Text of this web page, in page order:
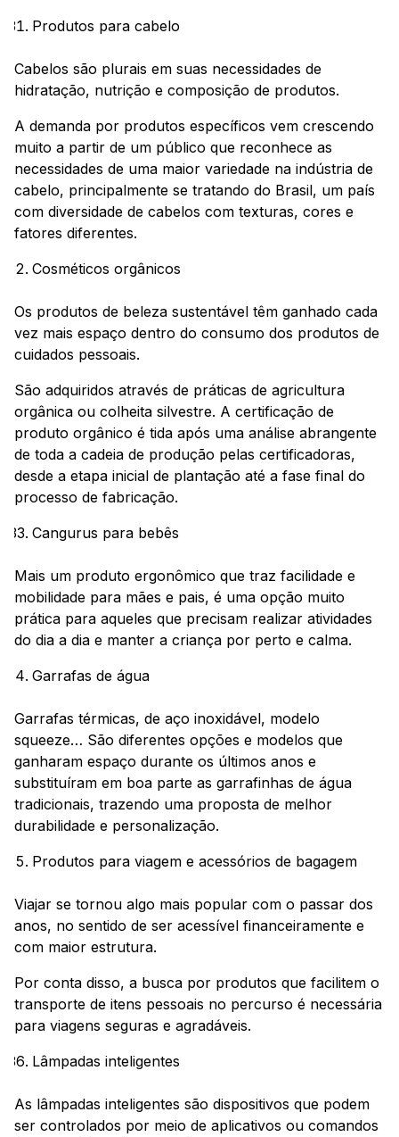
Produtos para cabelo
Cabelos são plurais em suas necessidades de
hidratação, nutrição e composição de produtos.
A demanda por produtos específicos vem crescendo
muito a partir de um público que reconhece as
necessidades de uma maior variedade na indústria de
cabelo, principalmente se tratando do Brasil, um país
com diversidade de cabelos com texturas, cores e
fatores diferentes.
Cosméticos orgânicos
Os produtos de beleza sustentável têm ganhado cada
vez mais espaço dentro do consumo dos produtos de
cuidados pessoais.
São adquiridos através de práticas de agricultura
orgânica ou colheita silvestre. A certificação de
produto orgânico é tida após uma análise abrangente
de toda a cadeia de produção pelas certificadoras,
desde a etapa inicial de plantação até a fase final do
processo de fabricação.
Cangurus para bebês
Mais um produto ergonômico que traz facilidade e
mobilidade para mães e pais, é uma opção muito
prática para aqueles que precisam realizar atividades
do dia a dia e manter a criança por perto e calma.
Garrafas de água
Garrafas térmicas, de aço inoxidável, modelo
squeeze… São diferentes opções e modelos que
ganharam espaço durante os últimos anos e
substituíram em boa parte as garrafinhas de água
tradicionais, trazendo uma proposta de melhor
durabilidade e personalização.
Produtos para viagem e acessórios de bagagem
Viajar se tornou algo mais popular com o passar dos
anos, no sentido de ser acessível financeiramente e
com maior estrutura.
Por conta disso, a busca por produtos que facilitem o
transporte de itens pessoais no percurso é necessária
para viagens seguras e agradáveis.
Lâmpadas inteligentes
As lâmpadas inteligentes são dispositivos que podem
ser controlados por meio de aplicativos ou comandos